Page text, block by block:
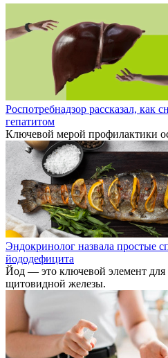
Роспотребнадзор рассказал, как
гепатитом
Ключевой мерой профилактики
Эндокринолог назвала простые
йододефицита
Йод — это ключевой элемент для
щитовидной железы.